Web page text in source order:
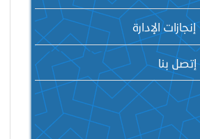
إنجازات الإدارة
إتصل بنا